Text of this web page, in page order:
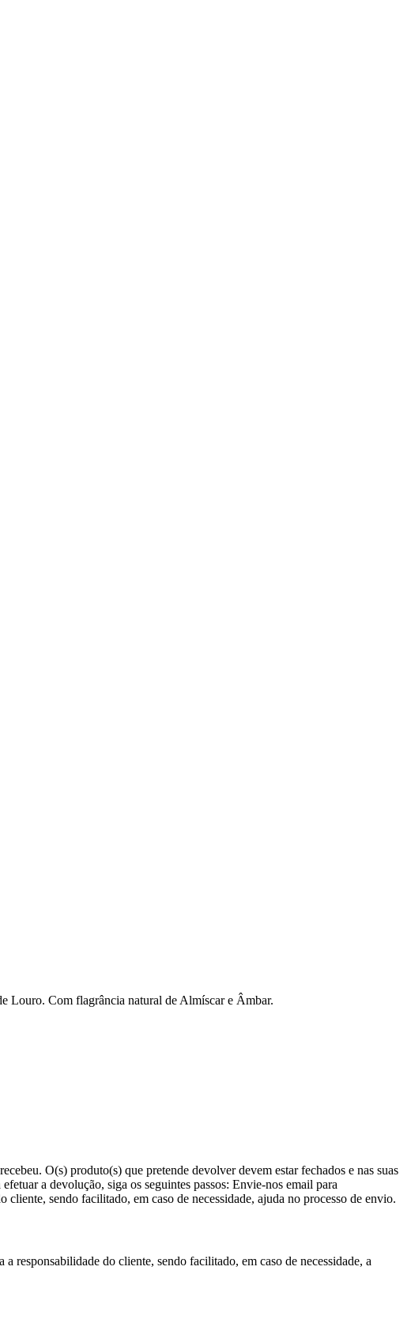
Louro. Com flagrância natural de Almíscar e Âmbar.
O(s) produto(s) que pretende devolver devem estar fechados e nas suas
efetuar a devolução, siga os seguintes passos: Envie-nos email para
sendo facilitado, em caso de necessidade, ajuda no processo de envio.
do cliente, sendo facilitado, em caso de necessidade, a